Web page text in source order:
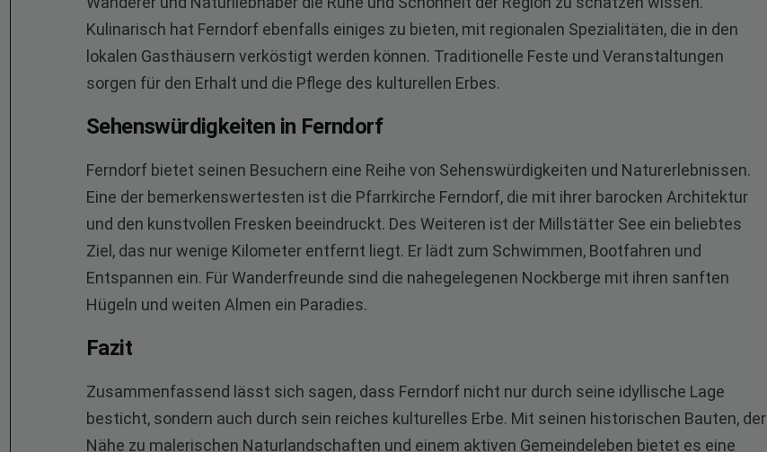
Kulinarisch hat Ferndorf ebenfalls einiges zu bieten, mit regionalen Spezialitäten, die in den
lokalen Gasthäusern verköstigt werden können. Traditionelle Feste und Veranstaltungen
sorgen für den Erhalt und die Pflege des kulturellen Erbes.
Sehenswürdigkeiten in Ferndorf
Ferndorf bietet seinen Besuchern eine Reihe von Sehenswürdigkeiten und Naturerlebnissen.
Eine der bemerkenswertesten ist die Pfarrkirche Ferndorf, die mit ihrer barocken Architektur
und den kunstvollen Fresken beeindruckt. Des Weiteren ist der Millstätter See ein beliebtes
Ziel, das nur wenige Kilometer entfernt liegt. Er lädt zum Schwimmen, Bootfahren und
Entspannen ein. Für Wanderfreunde sind die nahegelegenen Nockberge mit ihren sanften
Hügeln und weiten Almen ein Paradies.
Fazit
Zusammenfassend lässt sich sagen, dass Ferndorf nicht nur durch seine idyllische Lage
besticht, sondern auch durch sein reiches kulturelles Erbe. Mit seinen historischen Bauten, der
Nähe zu malerischen Naturlandschaften und einem aktiven Gemeindeleben bietet es eine